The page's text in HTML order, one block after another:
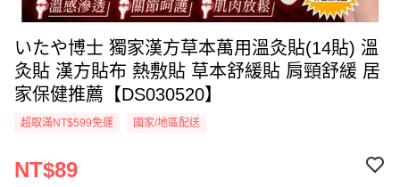
いたや博士 獨家漢方草本萬用溫灸貼(14貼) 溫
灸貼 漢方貼布 熱敷貼 草本舒緩貼 肩頸舒緩 居
家保健推薦【DS030520】
超取滿NT$599免運 國家/地區配送
NT$89